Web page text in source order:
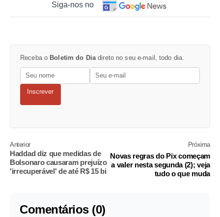
Siga-nos no
Receba o Boletim do Diadireto no seu e-mail, todo dia.
Inscrever
Anterior
Haddad diz que medidas de
Bolsonaro causaram prejuízo
'irrecuperável' de até R$ 15 bi
Próxima
Novas regras do Pix começam
a valer nesta segunda (2); veja
tudo o que muda
Comentários (0)